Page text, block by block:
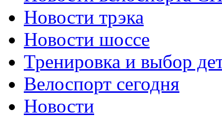
Новости трэка
Новости шоссе
Тренировка и выбор
Велоспорт сегодня
Новости